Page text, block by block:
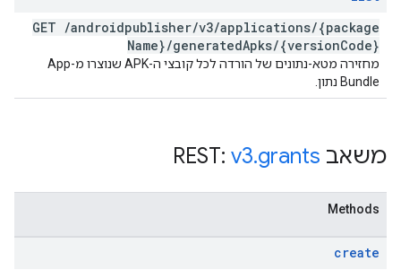
GET /androidpublisher/v3/applications/{package
Name}/generatedApks/{versionCode}
מחזירה מטא-נתונים של הורדה לכל קובצי ה-APK שנוצרו מ-App
Bundle נתון.
משאב REST: v3.grants
Methods
create